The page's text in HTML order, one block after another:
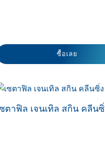
ารดูแลสูตรพิเศษ
โฟม
โลชั่น
วามสะอาดอื่น ๆ
ซื้อเลย
ซตาฟิล เจนเทิล สกิน คลีน